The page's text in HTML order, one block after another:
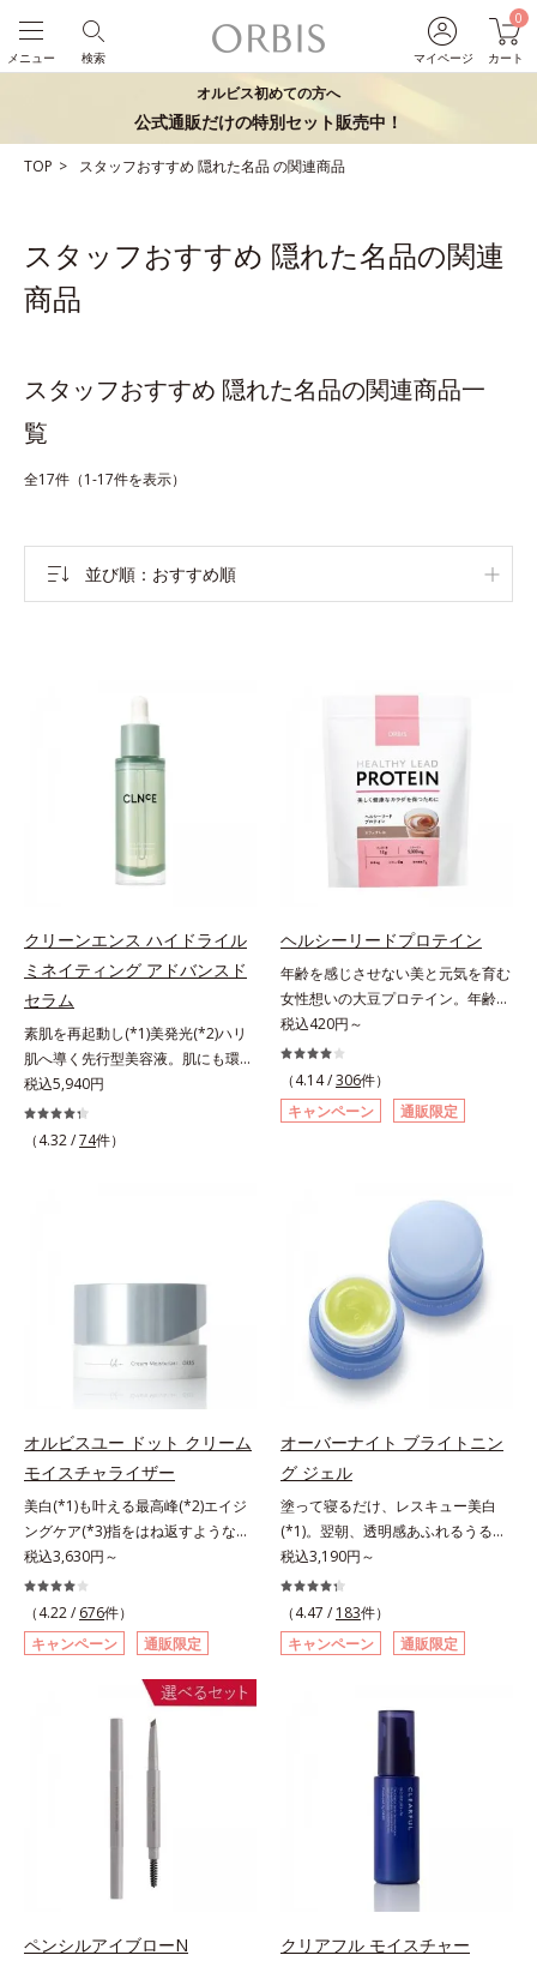
マイページ
0
カート
検索
メニュー
オルビス初めての方へ
公式通販だけの特別セット販売中！
TOP スタッフおすすめ 隠れた名品の関連商品
スタッフおすすめ 隠れた名品の関連
商品
スタッフおすすめ 隠れた名品の関連商品一
覧
全17件（1-17件を表示）
並び順 おすすめ順
クリーンエンス ハイドライル
ミネイティング アドバンスド
セラム
素肌を再起動し(*1)美発光(*2)ハリ
肌へ導く先行型美容液。肌にも環境
にも、いいことを——。
「CLEANENCE（クリーンエン
ス）」が目指すのは、まっさらな素
めるような加工を行う）」。不要と
いパワーを引き出し、サイエンスの
力でまっさらな素肌へと導くクリー
ンビューティブランドです。
税込5,940円
（4.32 /74件）
ヘルシーリードプロテイン
年齢を感じさせない美と元気を育む
女性想いの大豆プロテイン。年齢を
感じさせない美と元気を育む、女性
想いの大豆プロテインです。1杯で
不足しがちなたんぱく質を補えま
す。大人女性の食習慣に基づき質と
量を考え、更年世代の女性に人気の
採用しました。吸収が穏やかで、腹
持ちがいいのもポイントです。体を
作る材料であるたんぱく質12g(*1)
をメインに、美を引き出すコラーゲ
ン5,000mgも配合。さらにリズムを
支える鉄分やビタミン6種(*2)、食
物繊維など、女性が不足しがちな栄
養素を豊富に含み、大人女性の健康
美を総合的に支えます。甘さ控えめ
味展開。プロテイン独特のにおいや
クセが少なく、水に溶けやすいの
で、手軽においしくたんぱく質を摂
れます。*1 1杯分（約27g）当り。
コラーゲン含む。*2 ビタミンB1、
B2、B6、B12、ナイアシン、パン
トテン酸各商品の詳しい情報は商品
ページをご覧ください。・BEAUTY
夏祭りは、こちら
税込420円～
（4.14 /306件）
キャンペーン
通販限定
オルビスユー ドット クリーム
モイスチャライザー
美白(*1)も叶える最高峰(*2)エイジ
ングケア(*3)指をはね返すような弾
力感が宿るハリ感 濃密フィットク
リーム。ハリも透明感(*4)も結果主
義。年齢サイン(*5)の因子に着目し
た肌科学エイジングケア(*3)シリー
ズ。オルビスユー ドットシリーズ
は、年齢による肌悩み一つ一つを対
処するのではなく、肌で起きている
ことの根本原因に着目。加齢ととも
に現れる年齢サインについて研究を
進めたところ、弾力感のない状態で
感のなさ」が、大人の肌印象に大き
な影響を与えていることがわかりま
シリーズは美容成分(*7)として
「G.D.F.アクティベーター(*8)」を
税込3,630円～
（4.22 / 676件）
キャンペーン
通販限定
オーバーナイト ブライトニン
グ ジェル
塗って寝るだけ、レスキュー美白
(*1)。翌朝、透明感あふれるうるぷ
る肌を叶える、お守り涼感ジェルパ
ック。紫外線を浴びた日の夜は、ひ
んやり気持ちいいジェルでお肌をレ
スキュー！ メラニンの産生指令が
活発になる夜の肌環境に着目して、
(*2)ツヤ肌”へと整える夜用ジェルパ
ックです。ぷるぷるジェルを肌にの
せると、シートマスクのようにピタ
ッと密着。水ハリ膜が肌のうるおい
をキープしながら、やわらかさをア
ップ。美白(*1)と保湿の両方にアプ
SG(*3)」、肌荒れや日焼けによる肌
のほてりを予防する「グリチルリチ
ン酸ジカリウム(*4)」など、たっぷ
りの保湿成分が浸透しやすい肌環境
税込3,190円～
（4.47 / 183件）
キャンペーン
通販限定
ペンシルアイブローN クリアフル モイスチャー